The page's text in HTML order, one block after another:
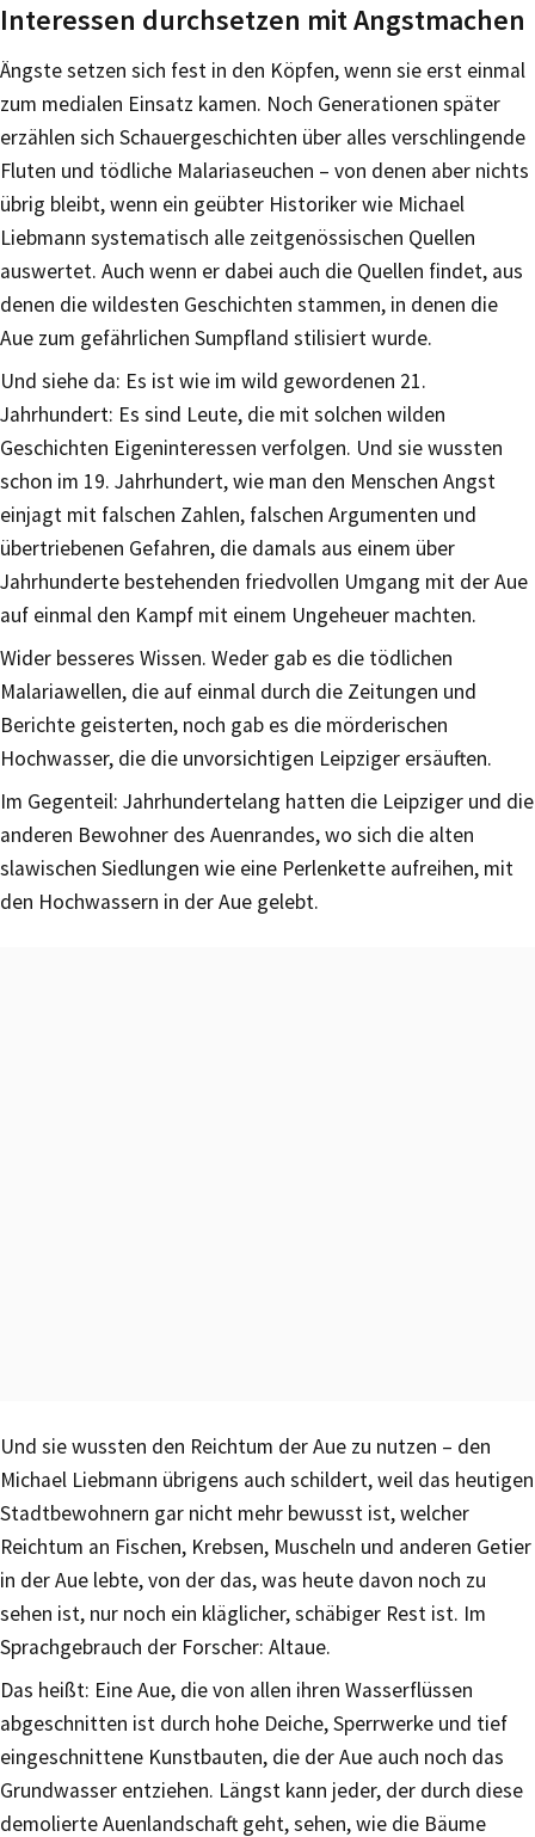
Interessen durchsetzen mit Angstmachen
Ängste setzen sich fest in den Köpfen, wenn sie erst einmal
zum medialen Einsatz kamen. Noch Generationen später
erzählen sich Schauergeschichten über alles verschlingende
Fluten und tödliche Malariaseuchen – von denen aber nichts
übrig bleibt, wenn ein geübter Historiker wie Michael
Liebmann systematisch alle zeitgenössischen Quellen
auswertet. Auch wenn er dabei auch die Quellen findet, aus
denen die wildesten Geschichten stammen, in denen die
Aue zum gefährlichen Sumpfland stilisiert wurde.
Und siehe da: Es ist wie im wild gewordenen 21.
Jahrhundert: Es sind Leute, die mit solchen wilden
Geschichten Eigeninteressen verfolgen. Und sie wussten
schon im 19. Jahrhundert, wie man den Menschen Angst
einjagt mit falschen Zahlen, falschen Argumenten und
übertriebenen Gefahren, die damals aus einem über
Jahrhunderte bestehenden friedvollen Umgang mit der Aue
auf einmal den Kampf mit einem Ungeheuer machten.
Wider besseres Wissen. Weder gab es die tödlichen
Malariawellen, die auf einmal durch die Zeitungen und
Berichte geisterten, noch gab es die mörderischen
Hochwasser, die die unvorsichtigen Leipziger ersäuften.
Im Gegenteil: Jahrhundertelang hatten die Leipziger und die
anderen Bewohner des Auenrandes, wo sich die alten
slawischen Siedlungen wie eine Perlenkette aufreihen, mit
den Hochwassern in der Aue gelebt.
Und sie wussten den Reichtum der Aue zu nutzen – den
Michael Liebmann übrigens auch schildert, weil das heutigen
Stadtbewohnern gar nicht mehr bewusst ist, welcher
Reichtum an Fischen, Krebsen, Muscheln und anderen Getier
in der Aue lebte, von der das, was heute davon noch zu
sehen ist, nur noch ein kläglicher, schäbiger Rest ist. Im
Sprachgebrauch der Forscher: Altaue.
Das heißt: Eine Aue, die von allen ihren Wasserflüssen
abgeschnitten ist durch hohe Deiche, Sperrwerke und tief
eingeschnittene Kunstbauten, die der Aue auch noch das
Grundwasser entziehen. Längst kann jeder, der durch diese
demolierte Auenlandschaft geht, sehen, wie die Bäume